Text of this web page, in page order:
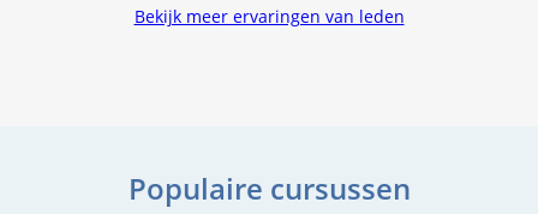
Bekijk meer ervaringen van leden
Populaire cursussen